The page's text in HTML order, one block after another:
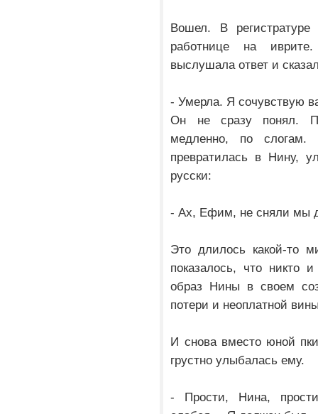
Вошел. В
работнице на
выслушала ответ и
- Умерла. Я сочувствую
Он не сразу понял.
медленно, по слогам.
превратилась в Нину,
русски:
- Ах, Ефим, не сняли мы
Это длилось какой-то
показалось, что никто
образ Нины в своем
потери и неоплатной
И снова вместо юной
грустно улыбалась ему.
- Прости, Нина,